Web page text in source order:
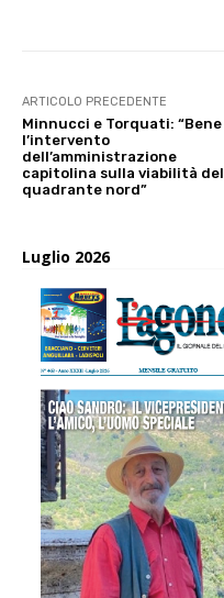
ARTICOLO PRECEDENTE
Minnucci e Torquati: “Bene
l’intervento
dell’amministrazione
capitolina sulla viabilità del
quadrante nord”
Luglio 2026